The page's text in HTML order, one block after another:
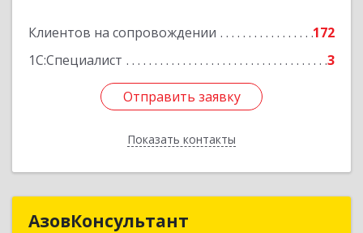
Клиентов на сопровождении
172
1С:Специалист
3
Отправить заявку
Показать контакты
Подробнее
Отправить заявку
Назад
АзовКонсультантАзовКонсультант